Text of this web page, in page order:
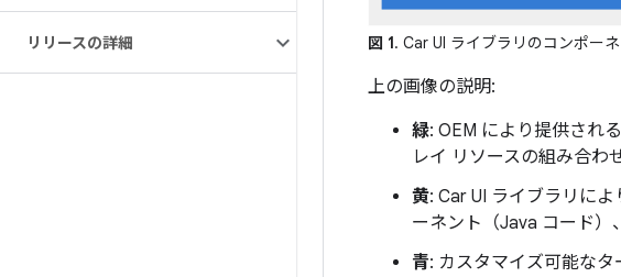
リリースの詳細 図 1. Car UI ライブラリのコンポー
上の画像の説明:
緑: OEM により提供され
レイ リソースの組み合わ
黄: Car UI ライブラリに
ーネント（Java コード）
青: カスタマイズ可能な